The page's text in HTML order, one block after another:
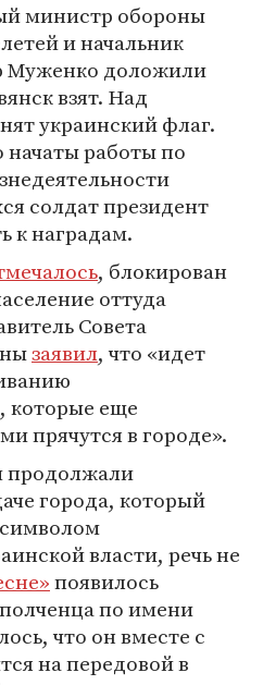
министр обороны
и начальник
Муженко доложили
взят. Над
украинский флаг.
начаты работы по
солдат президент
к наградам.
, блокирован
оттуда
Совета
заявил, что «идет
которые еще
прячутся в городе».
продолжали
города, который
власти, речь не
появилось
по имени
что он вместе с
на передовой в